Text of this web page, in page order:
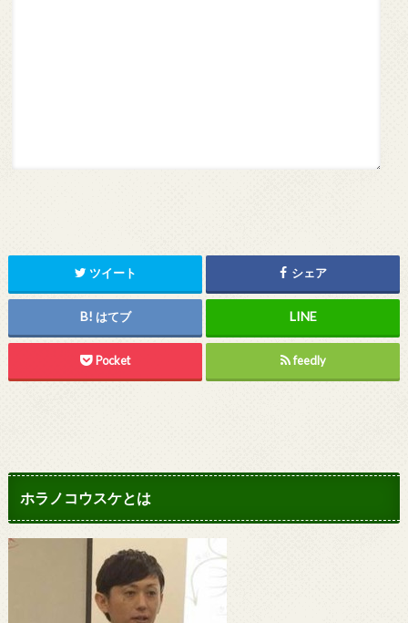
ツイート シェア
はてブ
Pocket feedly
ホラノコウスケとは